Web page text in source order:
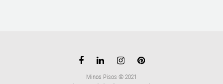
Minos Pisos © 2021